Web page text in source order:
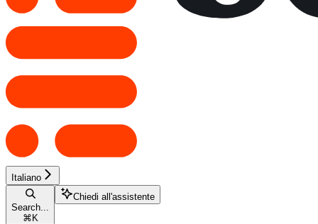
Italiano
Search...
⌘ K
Chiedi all'assistente